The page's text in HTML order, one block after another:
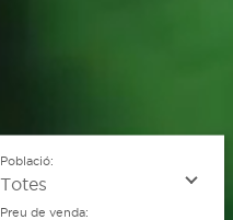
Població:
Preu de venda: